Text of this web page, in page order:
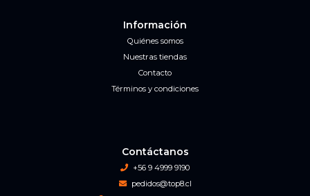
Información
Quiénes somos
Nuestras tiendas
Contacto
Términos y condiciones
Contáctanos
+56 9 4999 9190
pedidos@top8.cl